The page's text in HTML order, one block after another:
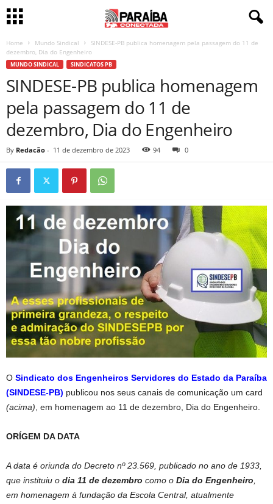
Home Mundo Sindical
SINDESE-PB publica homenagem pela passagem do 11 de
dezembro, Dia do Engenheiro
MUNDO SINDICAL SINDICATOS PB
SINDESE-PB publica homenagem
pela passagem do 11 de
dezembro, Dia do Engenheiro
By Redacão - 11 de dezembro de 2023 94 0
O Sindicato dos Engenheiros Servidores do Estado da Paraíba
(SINDESE-PB) publicou nos seus canais de comunicação um card
(acima), em homenagem ao 11 de dezembro, Dia do Engenheiro.
ORÍGEM DA DATA
A data é oriunda do Decreto nº 23.569, publicado no ano de 1933,
que instituiu o dia 11 de dezembro como o Dia do Engenheiro,
em homenagem à fundação da Escola Central, atualmente